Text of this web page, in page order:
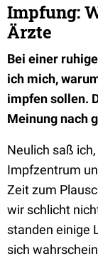
Impfung:
Ärzte
Bei einer
ich mich,
impfen sollen.
Meinung nach
Neulich saß
Impfzentrum
Zeit zum
wir schlicht
standen einige
sich